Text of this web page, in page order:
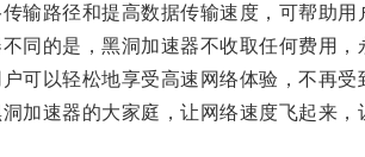
路径和提高数据传输速度，可帮助用
的是，黑洞加速器不收取任何费用，
以轻松地享受高速网络体验，不再受
速器的大家庭，让网络速度飞起来，